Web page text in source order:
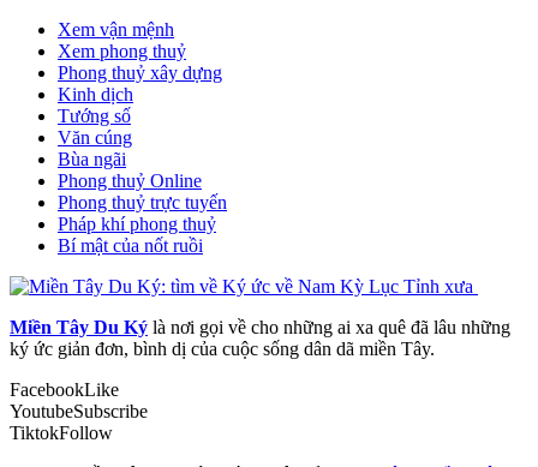
Xem vận mệnh
Xem phong thuỷ
Phong thuỷ xây dựng
Kinh dịch
Tướng số
Văn cúng
Bùa ngãi
Phong thuỷ Online
Phong thuỷ trực tuyến
Pháp khí phong thuỷ
Bí mật của nốt ruồi
Miền Tây Du Ký là nơi gọi về cho những ai xa quê đã lâu những
ký ức giản đơn, bình dị của cuộc sống dân dã miền Tây.
FacebookLike
YoutubeSubscribe
TiktokFollow